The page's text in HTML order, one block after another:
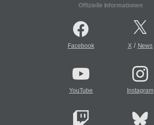
Offizielle Informationen
Facebook X/ News
YouTube Instagram